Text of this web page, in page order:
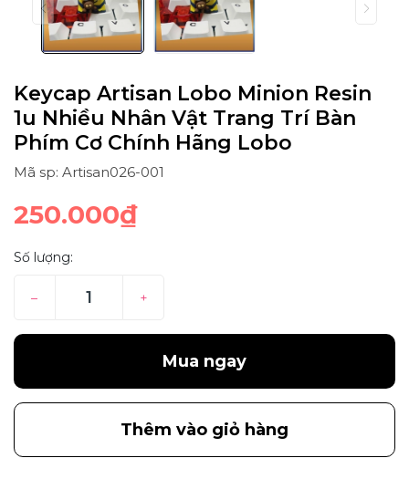
Keycap Artisan Lobo Minion Resin
1u Nhiều Nhân Vật Trang Trí Bàn
Phím Cơ Chính Hãng Lobo
Mã sp: Artisan026-001
250.000₫
Số lượng:
– +
Mua ngay
Thêm vào giỏ hàng